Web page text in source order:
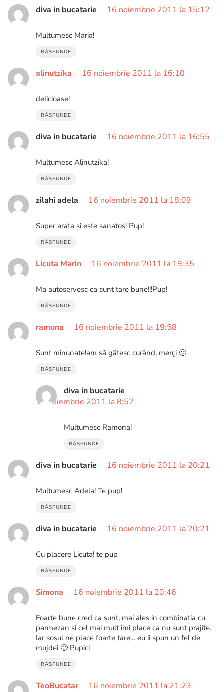
diva in bucatarie 16 noiembrie 2011 la 15:12
Multumesc Maria!
RĂSPUNDE
alinutzika 16 noiembrie 2011 la 16:10
delicioase!
RĂSPUNDE
diva in bucatarie 16 noiembrie 2011 la 16:55
Multumesc Alinutzika!
RĂSPUNDE
zilahi adela 16 noiembrie 2011 la 18:09
Super arata si este sanatos! Pup!
RĂSPUNDE
Licuta Marin 16 noiembrie 2011 la 19:35
Ma autoservesc ca sunt tare bune!!!Pup!
RĂSPUNDE
ramona 16 noiembrie 2011 la 19:58
Sunt minunate!am sã gãtesc curând, merçi 🙂
RĂSPUNDE
diva in bucatarie
17 noiembrie 2011 la 8:52
Multumesc Ramona!
RĂSPUNDE
diva in bucatarie 16 noiembrie 2011 la 20:21
Multumesc Adela! Te pup!
RĂSPUNDE
diva in bucatarie 16 noiembrie 2011 la 20:21
Cu placere Licuta! te pup
RĂSPUNDE
Simona 16 noiembrie 2011 la 20:46
Foarte bune cred ca sunt, mai ales in combinatia cu
parmezan si cel mai mult imi place ca nu sunt prajite.
Iar sosul ne place foarte tare… eu ii spun un fel de
mujdei 🙂 Pupici
RĂSPUNDE
TeoBucatar 16 noiembrie 2011 la 21:23